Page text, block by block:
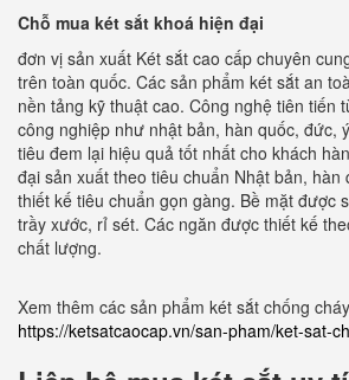
Chỗ mua két sắt khoá hiện đại
đơn vị sản xuất Két sắt cao cấp chuyên
trên toàn quốc. Các sản phẩm két sắt an
nền tảng kỹ thuật cao. Công nghệ tiên tiến
công nghiệp như nhật bản, hàn quốc, đức,
tiêu đem lại hiệu quả tốt nhất cho khách
đại sản xuất theo tiêu chuẩn Nhật bản,
thiết kế tiêu chuẩn gọn gàng. Bề mặt được
trầy xước, rỉ sét. Các ngăn được thiết kế
chất lượng.
Xem thêm các sản phẩm két sắt chống cháy
https://ketsatcaocap.vn/san-pham/ket-sat-